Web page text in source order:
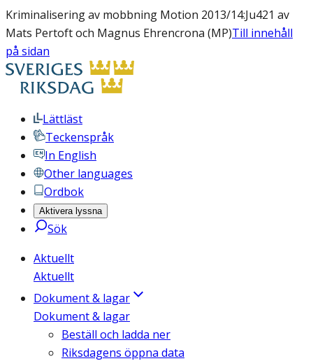
Kriminalisering av mobbning Motion 2013/14:Ju421 av
Mats Pertoft och Magnus Ehrencrona (MP)Till innehåll
på sidan
Lättläst
Teckenspråk
In English
Other languages
Ordbok
Aktivera lyssna
Sök
Aktuellt
Aktuellt
Dokument & lagar
Dokument & lagar
Beställ och ladda ner
Riksdagens öppna data